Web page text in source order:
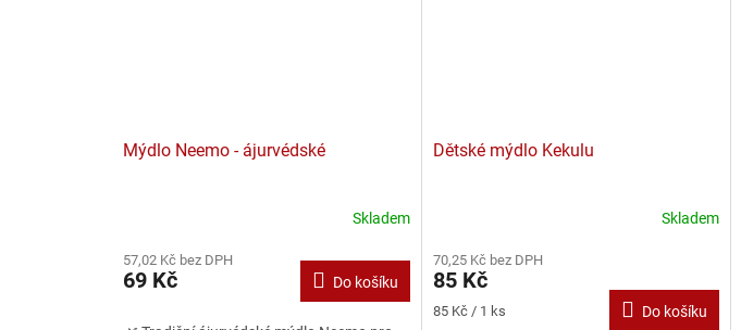
Mýdlo Neemo - ájurvédské
Skladem
57,02 Kč bez DPH
69 Kč Do košíku
Dětské mýdlo Kekulu
produktu
je
2,4
Skladem
70,25 Kč bez DPH
85 Kč
Měrná
85 Kč / 1 ks Do košíku